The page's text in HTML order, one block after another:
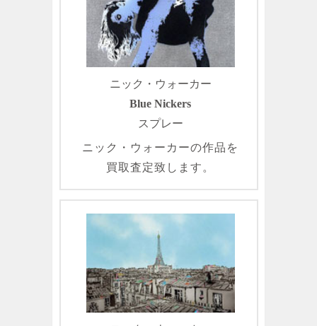
ニック・ウォーカー
Blue Nickers
スプレー
ニック・ウォーカーの作品を
買取査定致します。